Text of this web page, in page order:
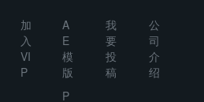
加
入
VI
P
A
E
模
版
P
我
要
投
稿
公
司
介
绍